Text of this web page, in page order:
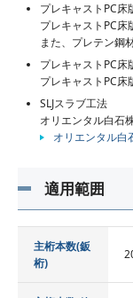
プレキャストPC
プレキャストPC床
また、プレテン鋼
プレキャストPC床
プレキャストPC床
SLJスラブ工法
オリエンタル白石
オリエンタル白
適用範囲
主桁本数(鈑
桁)